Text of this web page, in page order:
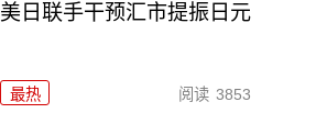
美日联手干预汇市提振日元
最热 阅读 3853